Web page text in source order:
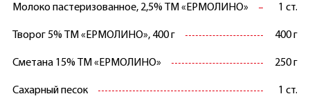
Молоко пастеризованное, 2,5% ТМ «ЕРМОЛИНО» 1 ст.
Творог 5% ТМ «ЕРМОЛИНО», 400 г 400 г
Сметана 15% ТМ «ЕРМОЛИНО» 250 г
Сахарный песок 1 ст.